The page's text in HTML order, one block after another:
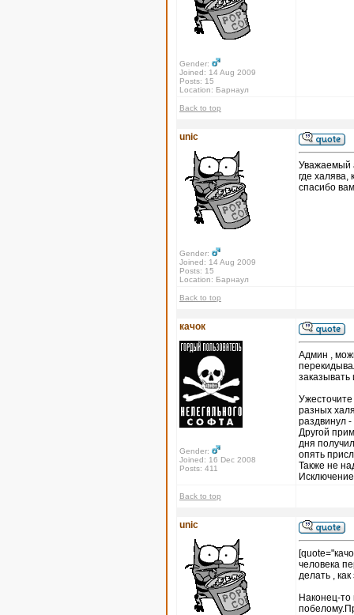
Gender:
Joined: 14 Aug 2009
Posts: 15
Location: Барнаул
Back to top
unic
Gender:
Joined: 14 Aug 2009
Posts: 15
Location: Барнаул
Уважаемый
где
спасибо
Back to top
качок
Gender:
Joined: 16 Dec 2008
Posts: 411
Админ ,
заказывать
разных
раздвинул
Другой
дня
опять
Также не
Back to top
unic
человека
делать ,
Наконец-то